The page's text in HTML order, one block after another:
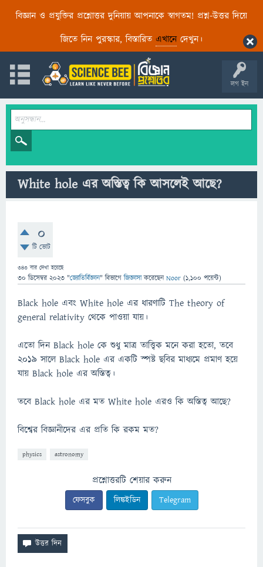
বিজ্ঞান ও প্রযুক্তির প্রশ্নোত্তর দুনিয়ায় আপনাকে স্বাগতম! প্রশ্ন-উত্তর দিয়ে
জিতে নিন পুরস্কার, বিস্তারিত এখানেদেখুন।
লগ ইন
White hole এর অস্তিত্ব কি আসলেই আছে?
0
টি ভোট
343 বার দেখা হয়েছে
30 ডিসেম্বর 2023 "জ্যোতির্বিজ্ঞান" বিভাগে জিজ্ঞাসাকরেছেনNoor (1,100 পয়েন্ট)
Black hole এবং White hole এর ধারণাটি The theory of
general relativity থেকে পাওয়া যায়।
এতো দিন Black hole কে শুধু মাত্র তাত্ত্বিক মনে করা হতো, তবে
২০১৯ সালে Black hole এর একটি স্পষ্ট ছবির মাধ্যমে প্রমাণ হয়ে
যায় Black hole এর অস্তিত্ব।
তবে Black hole এর মত White hole এরও কি অস্তিত্ব আছে?
বিশ্বের বিজ্ঞানীদের এর প্রতি কি রকম মত?
physics astronomy
প্রশ্নোত্তরটি শেয়ার করুন
ফেসবুক লিঙ্কইডিন Telegram